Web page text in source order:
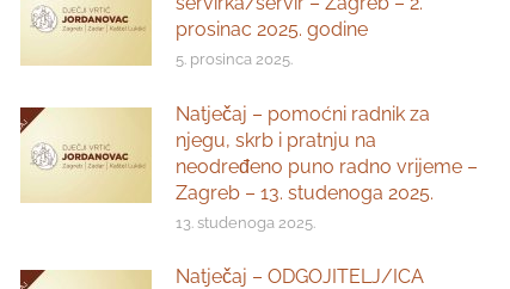
prosinac 2025. godine
5. prosinca 2025.
Natječaj – pomoćni radnik za
njegu, skrb i pratnju na
neodređeno puno radno vrijeme –
Zagreb – 13. studenoga 2025.
13. studenoga 2025.
Natječaj – ODGOJITELJ/ICA